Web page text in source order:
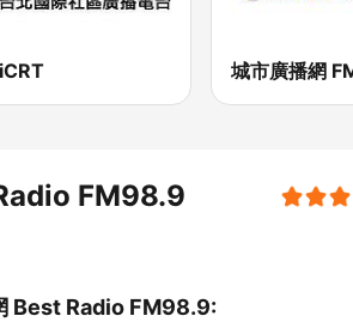
iCRT
FM98.9
Best Radio FM98.9: